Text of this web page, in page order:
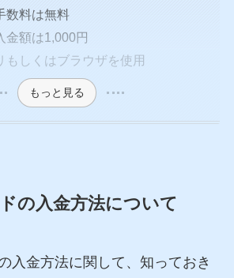
数料は無料
金額は1,000円
もしくはブラウザを使用
もっと見る
の入金方法について
入金方法に関して、知っておき